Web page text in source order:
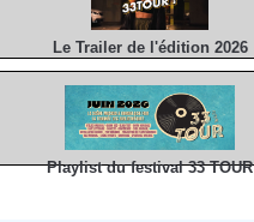
Le Trailer de l'édition 2026
Playlist du festival 33 TOUR